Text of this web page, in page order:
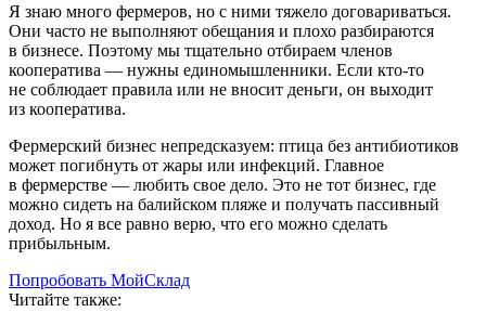
Я знаю много фермеров, но с ними тяжело договариваться.
Они часто не выполняют обещания и плохо разбираются
в бизнесе. Поэтому мы тщательно отбираем членов
кооператива — нужны единомышленники. Если кто-то
не соблюдает правила или не вносит деньги, он выходит
из кооператива.
Фермерский бизнес непредсказуем: птица без антибиотиков
может погибнуть от жары или инфекций. Главное
в фермерстве — любить свое дело. Это не тот бизнес, где
можно сидеть на балийском пляже и получать пассивный
доход. Но я все равно верю, что его можно сделать
прибыльным.
Попробовать МойСклад
Читайте также: